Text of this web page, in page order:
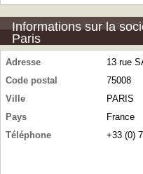
Informations sur la
Paris
Adresse
13 rue
Code postal
75008
Ville
PARIS
Pays
France
Téléphone
+33 (0)